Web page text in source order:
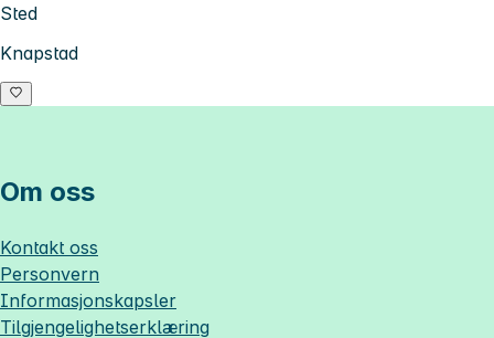
Sted
Knapstad
Om oss
Kontakt oss
Personvern
Informasjonskapsler
Tilgjengelighetserklæring